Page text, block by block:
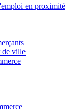
en proximité
de ville